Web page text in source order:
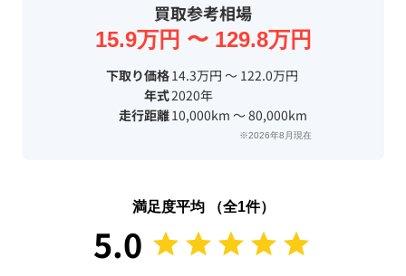
買取参考相場
15.9万円 〜 129.8万円
下取り価格14.3万円 〜 122.0万円
年式2020年
走行距離10,000km 〜 80,000km
※2026年8月現在
満足度平均 （全1件）
5.0